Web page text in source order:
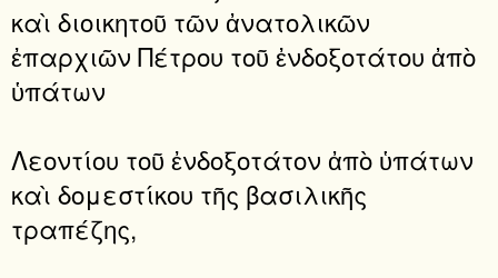
καὶ διοικητοῦ τῶν ἀνατολικῶν
ἐπαρχιῶν Πέτρου τοῦ ἐνδοξοτάτου ἀπὸ
ὑπάτων
Λεοντίου τοῦ ἐνδοξοτάτον ἀπὸ ὑπάτων
καὶ δομεστίκου τῆς βασιλικῆς
τραπέζης,